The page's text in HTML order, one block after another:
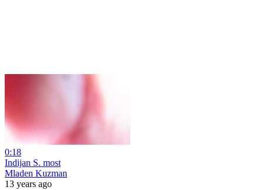
0:18
Indijan S. most
Mladen Kuzman
13 years ago